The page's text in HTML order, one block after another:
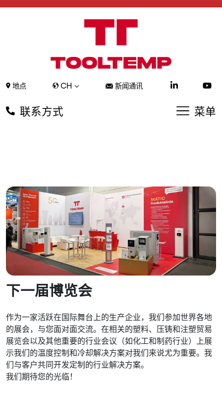
地点 CH 新闻通讯
联系方式 菜单
下一届博览会
作为一家活跃在国际舞台上的生产企业，我们参加世界各地
的展会，与您面对面交流。在相关的塑料、压铸和注塑贸易
展览会以及其他重要的行业会议（如化工和制药行业）上展
示我们的温度控制和冷却解决方案对我们来说尤为重要。我
们与客户共同开发定制的行业解决方案。
我们期待您的光临！